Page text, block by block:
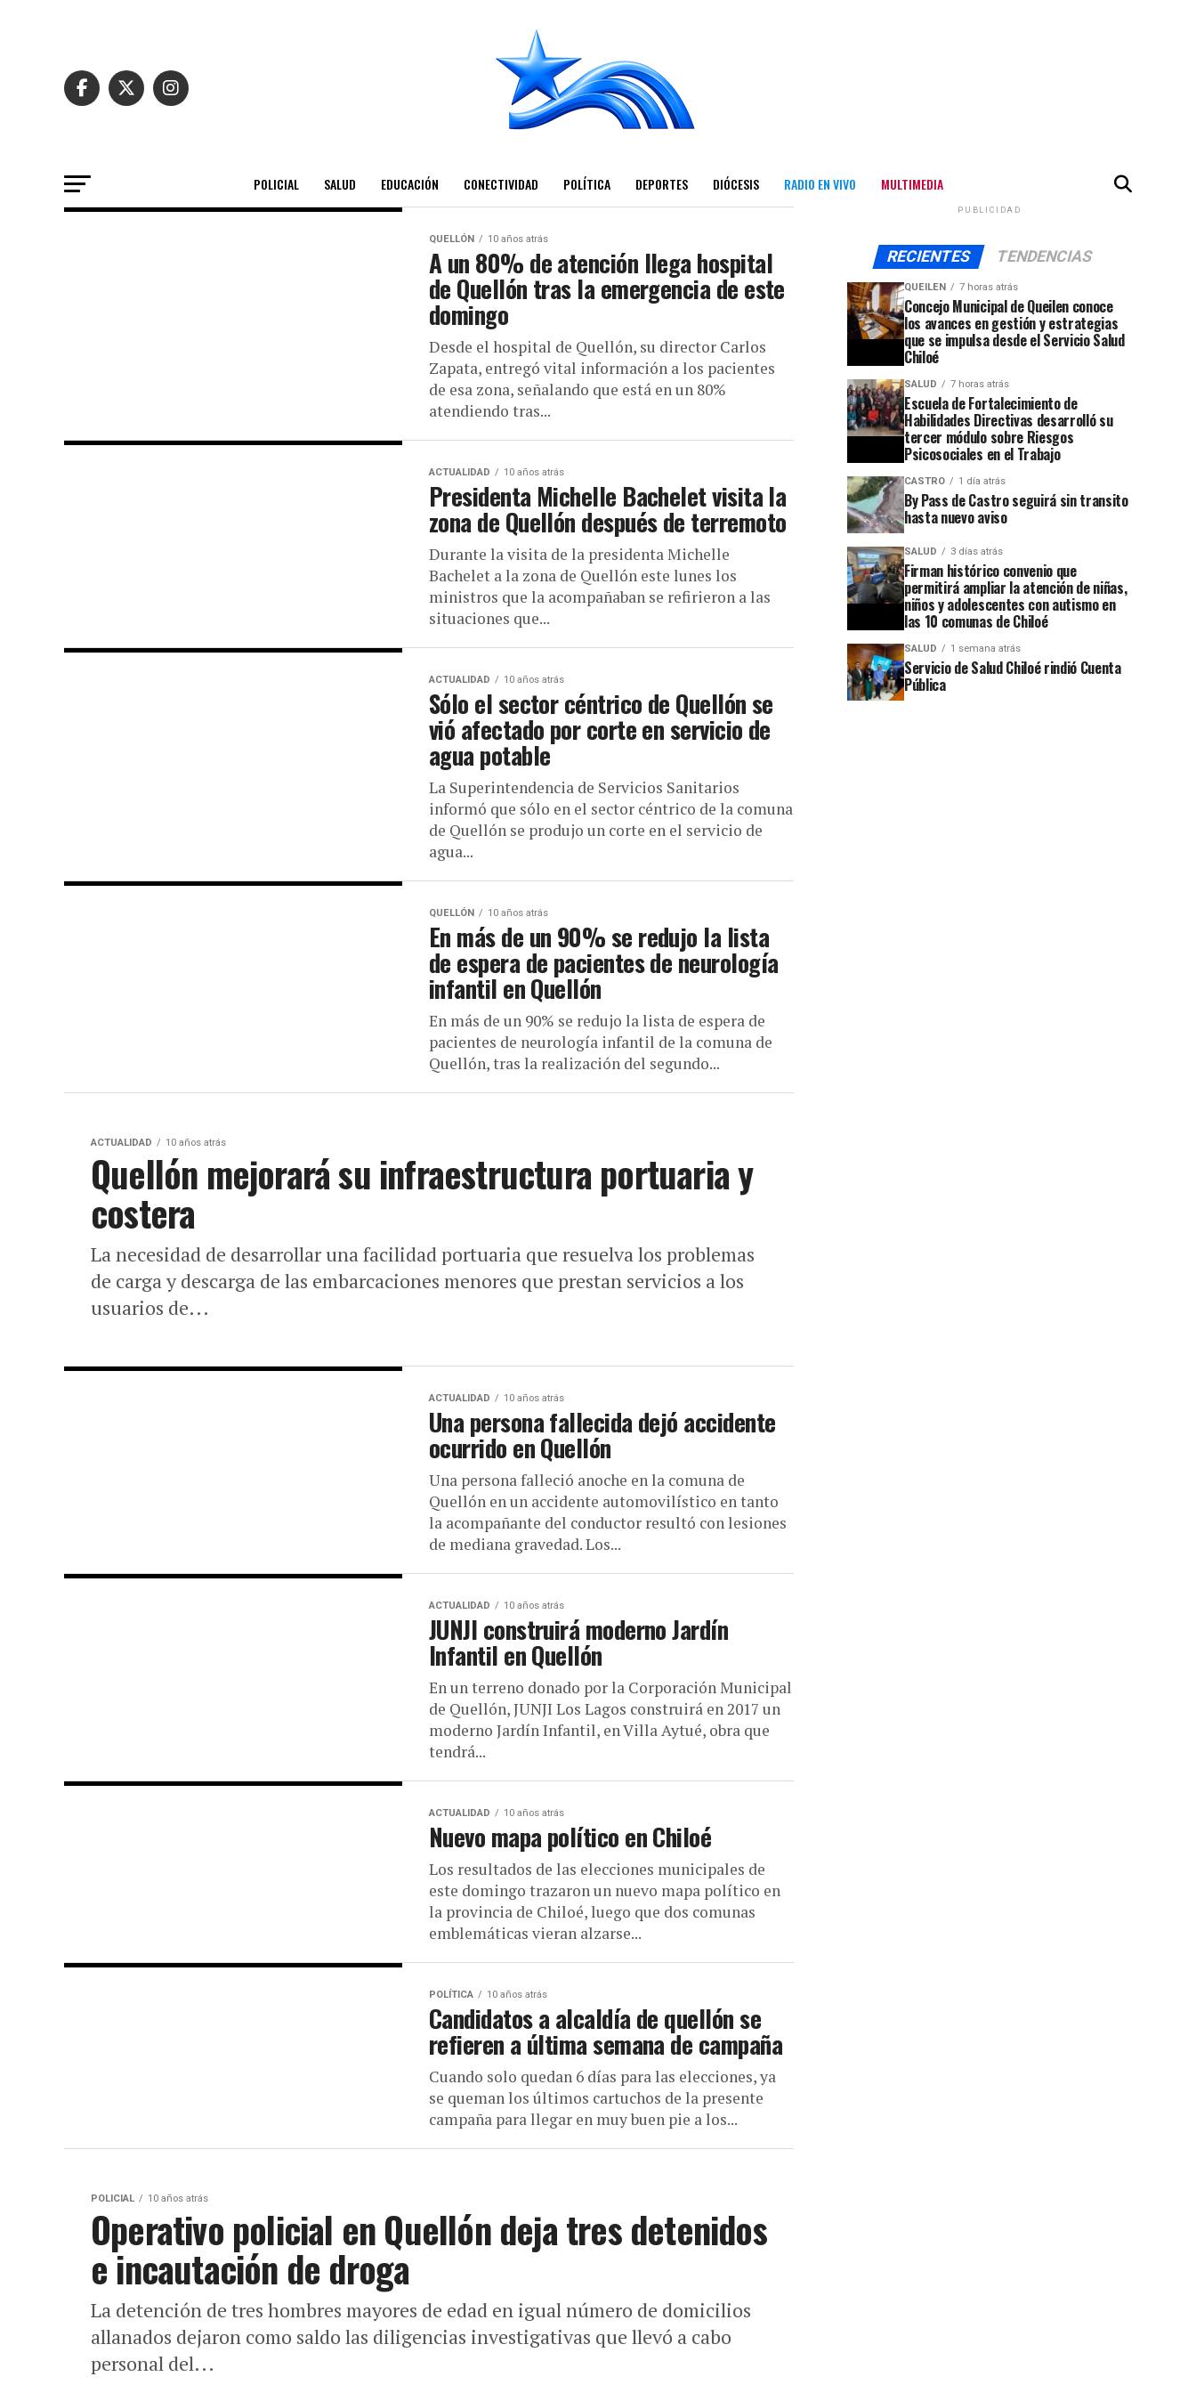
POLICIAL SALUD EDUCACIÓN CONECTIVIDAD POLÍTICA DEPORTES DIÓCESIS RADIO EN VIVO MULTIMEDIA
QUELLÓN 10 años atrás
A un 80% de atención llega hospital
de Quellón tras la emergencia de este
domingo
Desde el hospital de Quellón, su director Carlos
Zapata, entregó vital información a los pacientes
de esa zona, señalando que está en un 80%
atendiendo tras...
ACTUALIDAD 10 años atrás
Presidenta Michelle Bachelet visita la
zona de Quellón después de terremoto
Durante la visita de la presidenta Michelle
Bachelet a la zona de Quellón este lunes los
ministros que la acompañaban se refirieron a las
situaciones que...
ACTUALIDAD 10 años atrás
Sólo el sector céntrico de Quellón se
vió afectado por corte en servicio de
agua potable
La Superintendencia de Servicios Sanitarios
informó que sólo en el sector céntrico de la comuna
de Quellón se produjo un corte en el servicio de
agua...
QUELLÓN 10 años atrás
En más de un 90% se redujo la lista
de espera de pacientes de neurología
infantil en Quellón
En más de un 90% se redujo la lista de espera de
pacientes de neurología infantil de la comuna de
Quellón, tras la realización del segundo...
ACTUALIDAD 10 años atrás
Quellón mejorará su infraestructura portuaria y
costera
La necesidad de desarrollar una facilidad portuaria que resuelva los problemas
de carga y descarga de las embarcaciones menores que prestan servicios a los
usuarios de...
ACTUALIDAD 10 años atrás
Una persona fallecida dejó accidente
ocurrido en Quellón
Una persona falleció anoche en la comuna de
Quellón en un accidente automovilístico en tanto
la acompañante del conductor resultó con lesiones
de mediana gravedad. Los...
ACTUALIDAD 10 años atrás
JUNJI construirá moderno Jardín
Infantil en Quellón
En un terreno donado por la Corporación Municipal
de Quellón, JUNJI Los Lagos construirá en 2017 un
moderno Jardín Infantil, en Villa Aytué, obra que
tendrá...
ACTUALIDAD 10 años atrás
Nuevo mapa político en Chiloé
Los resultados de las elecciones municipales de
este domingo trazaron un nuevo mapa político en
la provincia de Chiloé, luego que dos comunas
emblemáticas vieran alzarse...
POLÍTICA 10 años atrás
Candidatos a alcaldía de quellón se
refieren a última semana de campaña
Cuando solo quedan 6 días para las elecciones, ya
se queman los últimos cartuchos de la presente
campaña para llegar en muy buen pie a los...
POLICIAL 10 años atrás
Operativo policial en Quellón deja tres detenidos
e incautación de droga
La detención de tres hombres mayores de edad en igual número de domicilios
allanados dejaron como saldo las diligencias investigativas que llevó a cabo
personal del...
PUBLICIDAD
RECIENTES TENDENCIAS
QUEILEN 7 horas atrás
Concejo Municipal de Queilen conoce
los avances en gestión y estrategias
que se impulsa desde el Servicio Salud
Chiloé
SALUD 7 horas atrás
Escuela de Fortalecimiento de
Habilidades Directivas desarrolló su
tercer módulo sobre Riesgos
Psicosociales en el Trabajo
CASTRO 1 día atrás
By Pass de Castro seguirá sin transito
hasta nuevo aviso
SALUD 3 días atrás
Firman histórico convenio que
permitirá ampliar la atención de niñas,
niños y adolescentes con autismo en
las 10 comunas de Chiloé
SALUD 1 semana atrás
Servicio de Salud Chiloé rindió Cuenta
Pública